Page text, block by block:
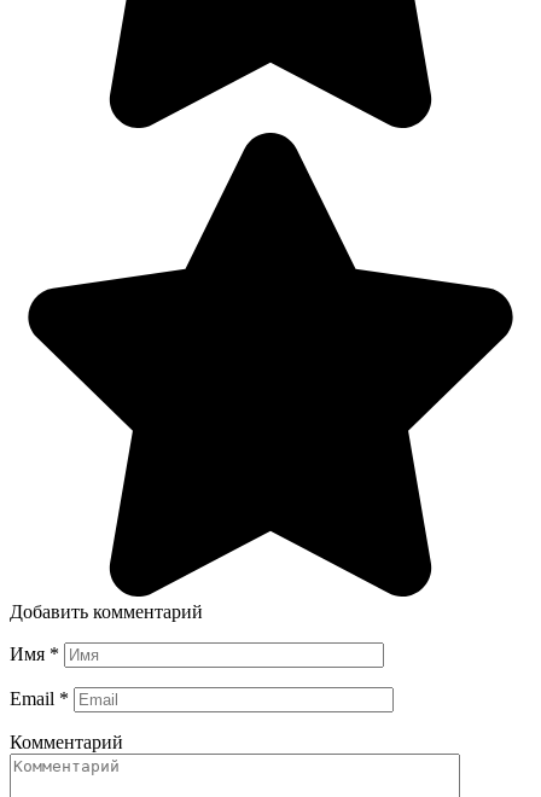
Добавить комментарий
Имя *
Email *
Комментарий